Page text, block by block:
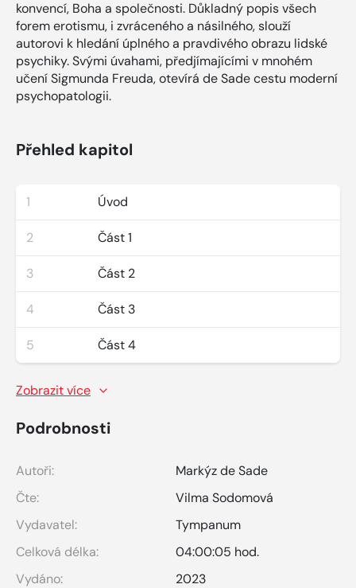
konvencí, Boha a společnosti. Důkladný popis všech
forem erotismu, i zvráceného a násilného, slouží
autorovi k hledání úplného a pravdivého obrazu lidské
psychiky. Svými úvahami, předjímajícími v mnohém
učení Sigmunda Freuda, otevírá de Sade cestu moderní
psychopatologii.
Přehled kapitol
1 Úvod
2 Část 1
3 Část 2
4 Část 3
5 Část 4
Zobrazit více
Podrobnosti
Autoři:
Markýz de Sade
Čte:
Vilma Sodomová
Vydavatel:
Tympanum
Celková délka:
04:00:05 hod.
Vydáno:
2023